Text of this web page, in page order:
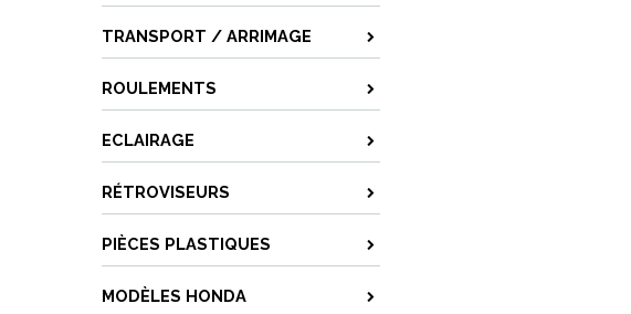
TRANSPORT / ARRIMAGE
ROULEMENTS
ECLAIRAGE
RÉTROVISEURS
PIÈCES PLASTIQUES
MODÈLES HONDA